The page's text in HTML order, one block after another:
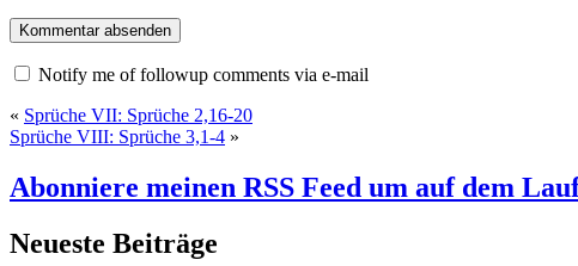
Notify me of followup comments via e-mail
« Sprüche VII: Sprüche 2,16-20
Sprüche VIII: Sprüche 3,1-4 »
Abonniere meinen RSS Feed um auf dem
Neueste Beiträge